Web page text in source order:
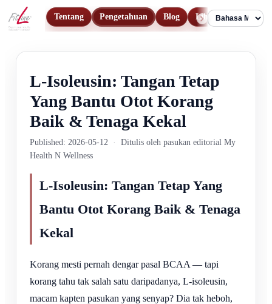
Tentang Pengetahuan Blog Lihat Produk
Language
L-Isoleusin: Tangan Tetap
Yang Bantu Otot Korang
Baik & Tenaga Kekal
Published: 2026-05-12 ·
Ditulis oleh pasukan editorial My
Health N Wellness
L-Isoleusin: Tangan Tetap Yang
Bantu Otot Korang Baik & Tenaga
Kekal
Korang mesti pernah dengar pasal BCAA — tapi
korang tahu tak salah satu daripadanya, L-isoleusin,
macam kapten pasukan yang senyap? Dia tak heboh,